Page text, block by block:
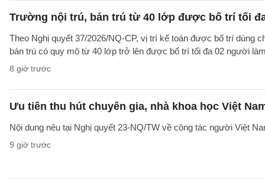
Trường nội trú, bán trú từ 40 lớp được bố trí tối
Theo Nghị quyết 37/2026/NQ-CP, vị trí kế toán được bố trí dùng
bán trú có quy mô từ 40 lớp trở lên được bố trí tối đa 02 người
8 giờ trước
Ưu tiên thu hút chuyên gia, nhà khoa học Việt
Nội dung nêu tại Nghị quyết 23-NQ/TW về công tác người Việt
9 giờ trước